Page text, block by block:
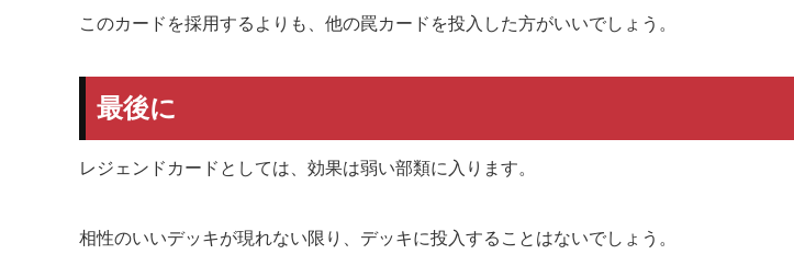
このカードを採用するよりも、他の罠カードを投入した方がいいでしょう。
最後に
レジェンドカードとしては、効果は弱い部類に入ります。
相性のいいデッキが現れない限り、デッキに投入することはないでしょう。